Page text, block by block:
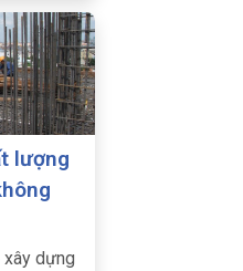
lượng
xây dựng